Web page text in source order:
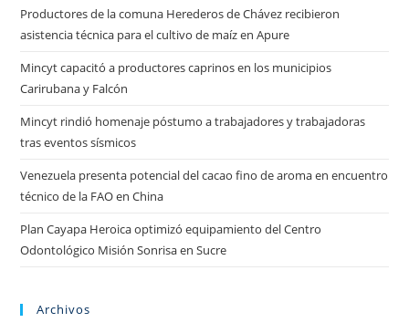
Productores de la comuna Herederos de Chávez recibieron
asistencia técnica para el cultivo de maíz en Apure
Mincyt capacitó a productores caprinos en los municipios
Carirubana y Falcón
Mincyt rindió homenaje póstumo a trabajadores y trabajadoras
tras eventos sísmicos
Venezuela presenta potencial del cacao fino de aroma en encuentro
técnico de la FAO en China
Plan Cayapa Heroica optimizó equipamiento del Centro
Odontológico Misión Sonrisa en Sucre
Archivos